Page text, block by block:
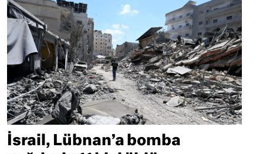
İsrail, Lübnan’a bomba